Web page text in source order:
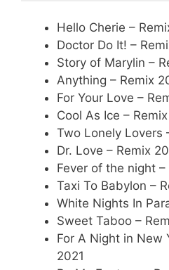
Hello Cherie –
Doctor Do It! –
Story of Marylin –
Anything – Remix
For Your Love –
Cool As Ice –
Two Lonely Lovers
Dr. Love – Remix
Fever of the night –
Taxi To Babylon –
White Nights In
Sweet Taboo –
For A Night in New
2021